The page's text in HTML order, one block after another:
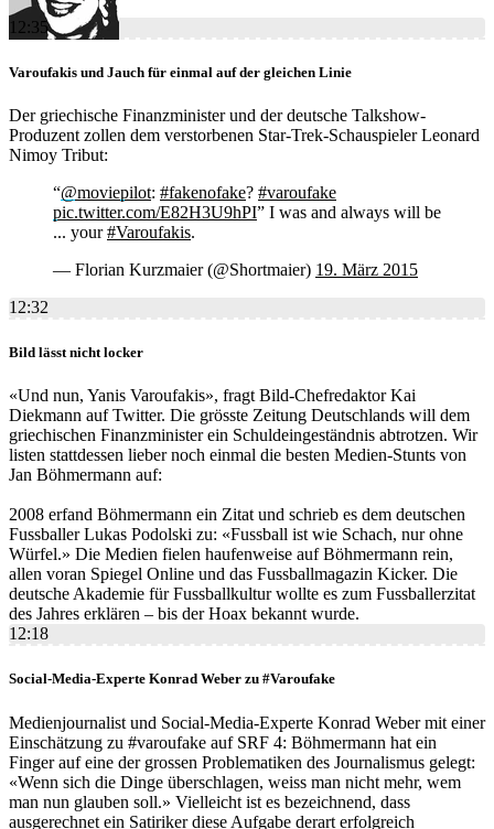
12:35
Varoufakis und Jauch für einmal auf der gleichen Linie
Der griechische Finanzminister und der deutsche Talkshow-
Produzent zollen dem verstorbenen Star-Trek-Schauspieler Leonard
Nimoy Tribut:
“@moviepilot: #fakenofake? #varoufake
pic.twitter.com/E82H3U9hPI” I was and always will be
... your#Varoufakis.
— Florian Kurzmaier (@Shortmaier) 19. März 2015
12:32
Bild lässt nicht locker
«Und nun, Yanis Varoufakis», fragt Bild-Chefredaktor Kai
Diekmann auf Twitter. Die grösste Zeitung Deutschlands will dem
griechischen Finanzminister ein Schuldeingeständnis abtrotzen. Wir
listen stattdessen lieber noch einmal die besten Medien-Stunts von
Jan Böhmermann auf:
2008 erfand Böhmermann ein Zitat und schrieb es dem deutschen
Fussballer Lukas Podolski zu: «Fussball ist wie Schach, nur ohne
Würfel.» Die Medien fielen haufenweise auf Böhmermann rein,
allen voran Spiegel Online und das Fussballmagazin Kicker. Die
deutsche Akademie für Fussballkultur wollte es zum Fussballerzitat
des Jahres erklären – bis der Hoax bekannt wurde.
12:18
Social-Media-Experte Konrad Weber zu #Varoufake
Medienjournalist und Social-Media-Experte Konrad Weber mit einer
Einschätzung zu #varoufake auf SRF 4: Böhmermann hat ein
Finger auf eine der grossen Problematiken des Journalismus gelegt:
«Wenn sich die Dinge überschlagen, weiss man nicht mehr, wem
man nun glauben soll.» Vielleicht ist es bezeichnend, dass
ausgerechnet ein Satiriker diese Aufgabe derart erfolgreich